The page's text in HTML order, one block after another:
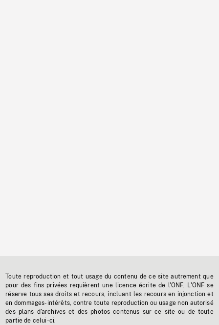
Toute reproduction et tout usage du contenu de ce site autrement que
pour des fins privées requièrent une licence écrite de l'ONF. L'ONF se
réserve tous ses droits et recours, incluant les recours en injonction et
en dommages-intérêts, contre toute reproduction ou usage non autorisé
des plans d'archives et des photos contenus sur ce site ou de toute
partie de celui-ci.